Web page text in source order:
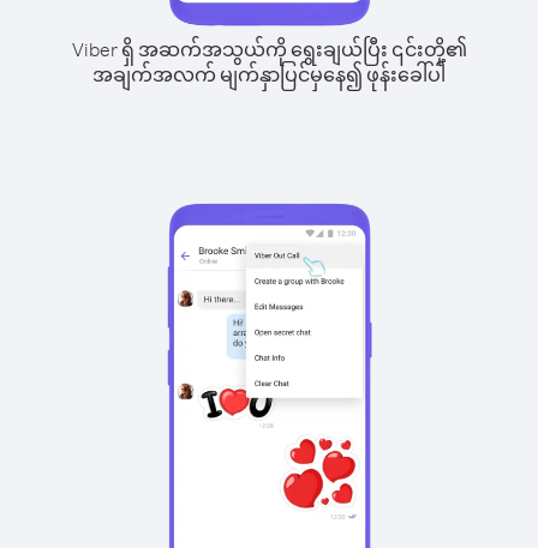
Viber ရှိ အဆက်အသွယ်ကို ရွေးချယ်ပြီး ၎င်းတို့၏
အချက်အလက် မျက်နှာပြင်မှနေ၍ ဖုန်းခေါ်ပါ